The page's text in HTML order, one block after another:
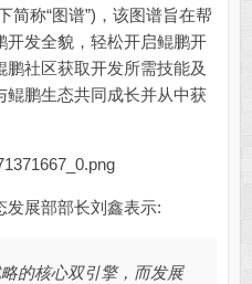
简称“图谱”)，该图谱旨在帮
开发全貌，轻松开启鲲鹏开
社区获取开发所需技能及
鲲鹏生态共同成长并从中获
展部部长刘鑫表示:
的核心双引擎，而发展